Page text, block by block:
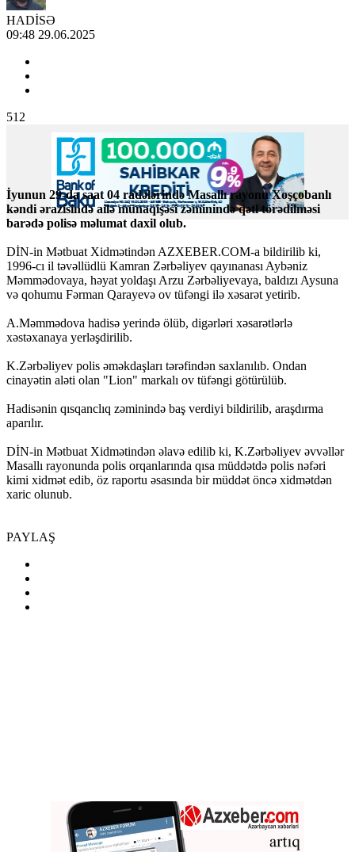
HADİSƏ
09:48 29.06.2025
512
İyunun 29-da saat 04 radələrində Masallı rayonu Xoşçobanlı
kəndi ərazisində ailə münaqişəsi zəminində qətl törədilməsi
barədə polisə məlumat daxil olub.
DİN-in Mətbuat Xidmətindən AZXEBER.COM-a bildirilib ki,
1996-cı il təvəllüdlü Kamran Zərbəliyev qayınanası Aybəniz
Məmmədovaya, həyat yoldaşı Arzu Zərbəliyevaya, baldızı Aysuna
və qohumu Fərman Qarayevə ov tüfəngi ilə xəsarət yetirib.
A.Məmmədova hadisə yerində ölüb, digərləri xəsarətlərlə
xəstəxanaya yerləşdirilib.
K.Zərbəliyev polis əməkdaşları tərəfindən saxlanılıb. Ondan
cinayətin aləti olan "Lion" markalı ov tüfəngi götürülüb.
Hadisənin qısqanclıq zəminində baş verdiyi bildirilib, araşdırma
aparılır.
DİN-in Mətbuat Xidmətindən əlavə edilib ki, K.Zərbəliyev əvvəllər
Masallı rayonunda polis orqanlarında qısa müddətdə polis nəfəri
kimi xidmət edib, öz raportu əsasında bir müddət öncə xidmətdən
xaric olunub.
PAYLAŞ